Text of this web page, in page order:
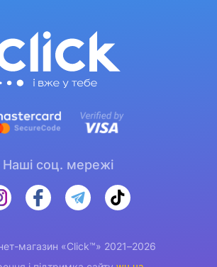
Наші соц. мережі
магазин «Click™» 2021–2026